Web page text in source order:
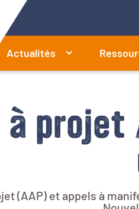
Actualités
à
(AAP) et appels à